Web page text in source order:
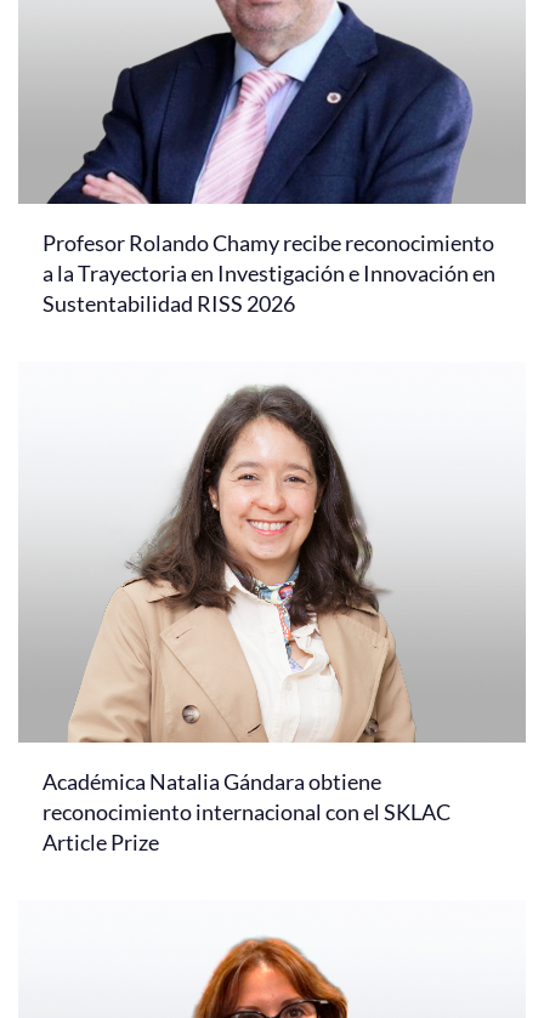
Profesor Rolando Chamy recibe reconocimiento
a la Trayectoria en Investigación e Innovación en
Sustentabilidad RISS 2026
Académica Natalia Gándara obtiene
reconocimiento internacional con el SKLAC
Article Prize